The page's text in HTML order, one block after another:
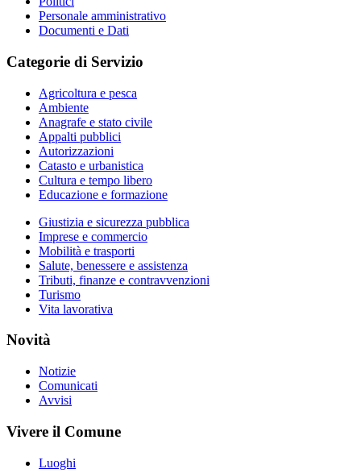
Personale amministrativo
Documenti e Dati
Categorie di Servizio
Agricoltura e pesca
Ambiente
Anagrafe e stato civile
Appalti pubblici
Autorizzazioni
Catasto e urbanistica
Cultura e tempo libero
Educazione e formazione
Giustizia e sicurezza pubblica
Imprese e commercio
Mobilità e trasporti
Salute, benessere e assistenza
Tributi, finanze e contravvenzioni
Turismo
Vita lavorativa
Novità
Notizie
Comunicati
Avvisi
Vivere il Comune
Luoghi